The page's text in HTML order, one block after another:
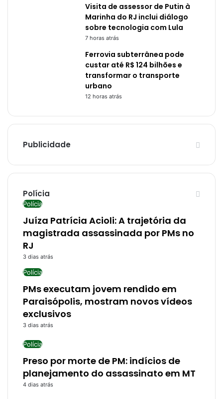
Visita de assessor de Putin à
Marinha do RJ inclui diálogo
sobre tecnologia com Lula
7 horas atrás
Ferrovia subterrânea pode
custar até R$ 124 bilhões e
transformar o transporte
urbano
12 horas atrás
Publicidade
Polícia
Polícia
Juíza Patrícia Acioli: A trajetória da
magistrada assassinada por PMs no
RJ
3 dias atrás
Polícia
PMs executam jovem rendido em
Paraisópolis, mostram novos vídeos
exclusivos
3 dias atrás
Polícia
Preso por morte de PM: indícios de
planejamento do assassinato em MT
4 dias atrás